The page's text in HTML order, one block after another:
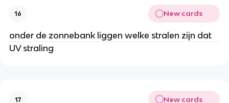
16 New cards
onder de zonnebank liggen welke stralen zijn dat
UV straling
17 New cards